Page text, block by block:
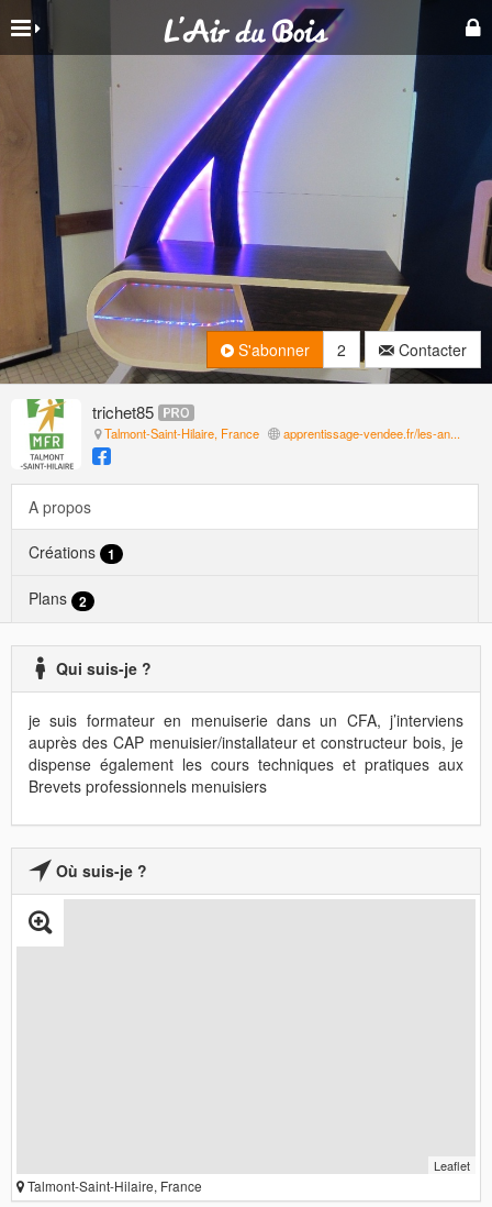
trichet85
Talmont-Saint-Hilaire, France apprentissage-vendee.fr/les-an...
S'abonner 2 Contacter
A propos
Créations 1
Plans 2
Qui suis-je ?
je suis formateur en menuiserie dans un CFA, j’interviens
auprès des CAP menuisier/installateur et constructeur bois, je
dispense également les cours techniques et pratiques aux
Brevets professionnels menuisiers
Où suis-je ?
Leaflet
Talmont-Saint-Hilaire, France